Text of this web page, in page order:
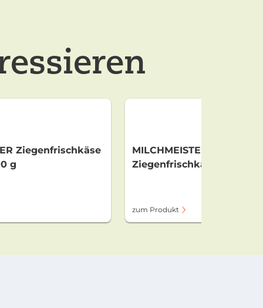
Ziegenfrischkäse
g
MILCHMEISTER
Ziegenfrischkäse Taler
zum Produkt